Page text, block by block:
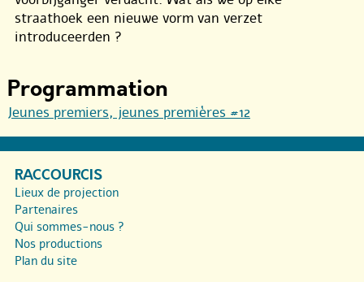
straathoek een nieuwe vorm van verzet
introduceerden ?
Programmation
Jeunes premiers, jeunes premières #12
RACCOURCIS
Lieux de projection
Partenaires
Qui sommes-nous ?
Nos productions
Plan du site